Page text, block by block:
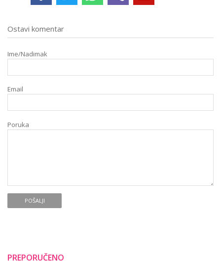
Ostavi komentar
Ime/Nadimak
Email
Poruka
POŠALJI
PREPORUČENO